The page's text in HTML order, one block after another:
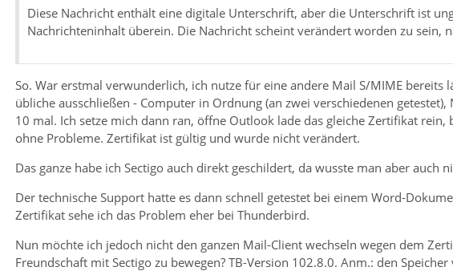
Diese Nachricht enthält eine digitale Unterschrift, aber die Unterschrift ist
Nachrichteninhalt überein. Die Nachricht scheint verändert worden zu sein,
So. War erstmal verwunderlich, ich nutze für eine andere Mail S/MIME
übliche ausschließen - Computer in Ordnung (an zwei verschiedenen
10 mal. Ich setze mich dann ran, öffne Outlook lade das gleiche Zertifikat
ohne Probleme. Zertifikat ist gültig und wurde nicht verändert.
Das ganze habe ich Sectigo auch direkt geschildert, da wusste man aber auch
Der technische Support hatte es dann schnell getestet bei einem Word-
Zertifikat sehe ich das Problem eher bei Thunderbird.
Nun möchte ich jedoch nicht den ganzen Mail-Client wechseln wegen dem
Freundschaft mit Sectigo zu bewegen? TB-Version 102.8.0. Anm.: den